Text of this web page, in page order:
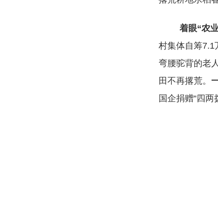
着眼“农
村集体自筹7.1
弯腰驼背的老
田不再撂荒。
国企捐赠“四两